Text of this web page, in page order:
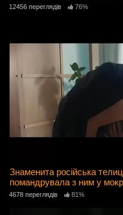
12456 переглядів 76%
Знаменита російська
помандрувала з ним у
4678 переглядів 81%